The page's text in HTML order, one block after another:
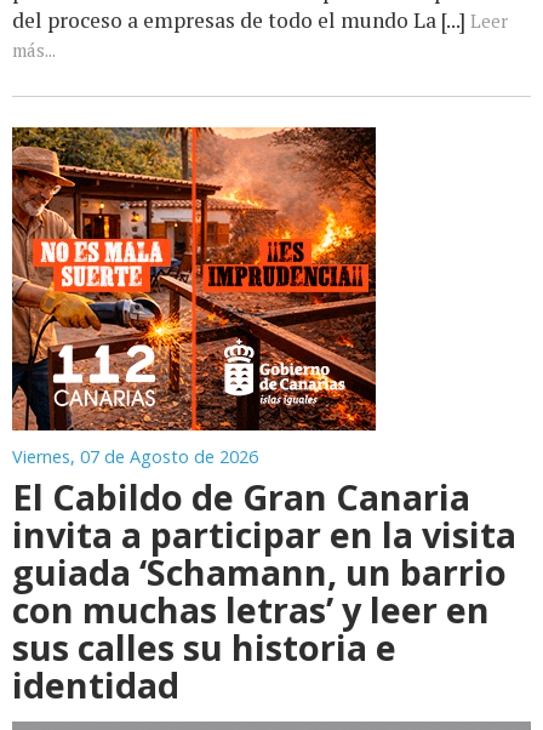
del proceso a empresas de todo el mundo La [...] Leer
más...
Viernes, 07 de Agosto de 2026
El Cabildo de Gran Canaria
invita a participar en la visita
guiada ‘Schamann, un barrio
con muchas letras’ y leer en
sus calles su historia e
identidad